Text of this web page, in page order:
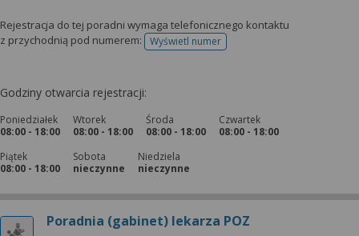
Rejestracja do tej poradni wymaga telefonicznego kontaktu
z przychodnią pod numerem:
Wyświetl numertelefonu do rejestracji
Godziny otwarcia rejestracji:
Poniedziałek
08:00 - 18:00
Wtorek
08:00 - 18:00
Środa
08:00 - 18:00
Czwartek
08:00 - 18:00
Piątek
08:00 - 18:00
Sobota
nieczynne
Niedziela
nieczynne
Poradnia (gabinet) lekarza POZ